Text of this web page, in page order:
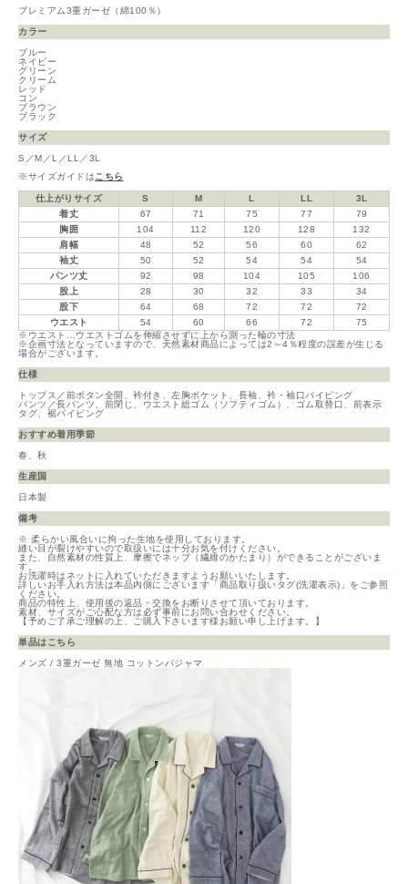
プレミアム3重ガーゼ（綿100％）
カラー
ブルー
ネイビー
グリーン
クリーム
レッド
コン
ブラウン
ブラック
サイズ
S／M／L／LL／3L
※サイズガイドはこちら
仕上がりサイズ S M L LL
3L
着丈
67 71 75 77
79
胸囲
104 112 120 128
132
肩幅
48 52 56 60
62
袖丈
50 52 54 54
54
パンツ丈
92 98 104 105
106
股上
28 30 32 33
34
股下
64 68 72 72
72
ウエスト
54 60 66 72
75
※ウエスト…ウエストゴムを伸縮させずに上から測った輪の寸法
※企画寸法となっていますので、天然素材商品によっては2～4％程度の誤差が生じる
場合がございます。
仕様
トップス／前ボタン全開、衿付き、左胸ポケット、長袖、衿・袖口パイピング
パンツ／長パンツ、前閉じ、ウエスト総ゴム（ソフティゴム）、ゴム取替口、前表示
タグ、裾パイピング
おすすめ着用季節
春、秋
生産国
日本製
備考
※ 柔らかい風合いに拘った生地を使用しております。
縫い目が裂けやすいので取扱いには十分お気を付けください。
また、自然素材の性質上、摩擦でネップ（繊維のかたまり）ができることがございま
す。
お洗濯時はネットに入れていただきますようお願いいたします。
詳しいお手入れ方法は本品内側にございます「商品取り扱いタグ(洗濯表示)」をご参照
ください。
商品の特性上、使用後の返品・交換をお断りさせて頂いております。
素材、サイズがご心配な方は必ず事前にお問い合わせください。
【予めご了承ご理解の上、ご購入下さいます様お願い申し上げます。】
単品はこちら
メンズ / 3重ガーゼ 無地 コットンパジャマ